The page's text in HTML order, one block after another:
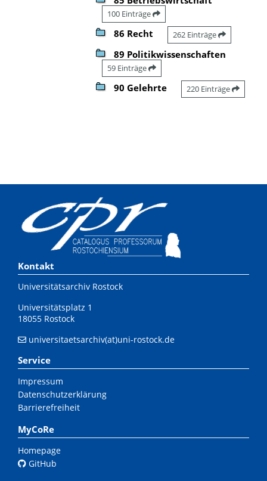
100 Einträge
86 Recht 262 Einträge
89 Politikwissenschaften
59 Einträge
90 Gelehrte 220 Einträge
Kontakt
Universitätsarchiv Rostock
Universitätsplatz 1
18055 Rostock
universitaetsarchiv(at)uni-rostock.de
Service
Impressum
Datenschutzerklärung
Barrierefreiheit
MyCoRe
Homepage
GitHub